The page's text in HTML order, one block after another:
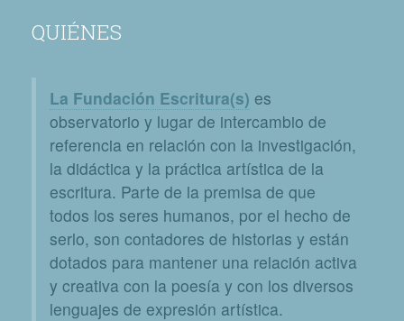
QUIÉNES
La Fundación Escritura(s) es
observatorio y lugar de intercambio de
referencia en relación con la investigación,
la didáctica y la práctica artística de la
escritura. Parte de la premisa de que
todos los seres humanos, por el hecho de
serlo, son contadores de historias y están
dotados para mantener una relación activa
y creativa con la poesía y con los diversos
lenguajes de expresión artística.